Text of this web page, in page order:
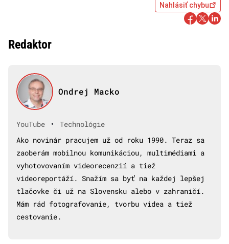
Nahlásiť chybu
Redaktor
Ondrej Macko
YouTube •
Technológie
Ako novinár pracujem už od roku 1990. Teraz sa
zaoberám mobilnou komunikáciou, multimédiami a
vyhotovovaním videorecenzií a tiež
videoreportáží. Snažím sa byť na každej lepšej
tlačovke či už na Slovensku alebo v zahraničí.
Mám rád fotografovanie, tvorbu videa a tiež
cestovanie.